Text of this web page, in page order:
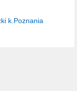
k.Poznania